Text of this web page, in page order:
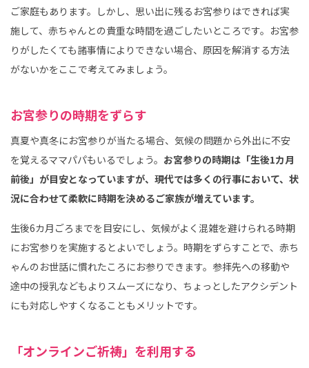
ご家庭もあります。しかし、思い出に残るお宮参りはできれば実
施して、赤ちゃんとの貴重な時間を過ごしたいところです。お宮参
りがしたくても諸事情によりできない場合、原因を解消する方法
がないかをここで考えてみましょう。
お宮参りの時期をずらす
真夏や真冬にお宮参りが当たる場合、気候の問題から外出に不安
を覚えるママパパもいるでしょう。 お宮参りの時期は「生後1カ月
前後」が目安となっていますが、現代では多くの行事において、状
況に合わせて柔軟に時期を決めるご家族が増えています。
生後6カ月ごろまでを目安にし、気候がよく混雑を避けられる時期
にお宮参りを実施するとよいでしょう。時期をずらすことで、赤ち
ゃんのお世話に慣れたころにお参りできます。参拝先への移動や
途中の授乳などもよりスムーズになり、ちょっとしたアクシデント
にも対応しやすくなることもメリットです。
「オンラインご祈祷」を利用する